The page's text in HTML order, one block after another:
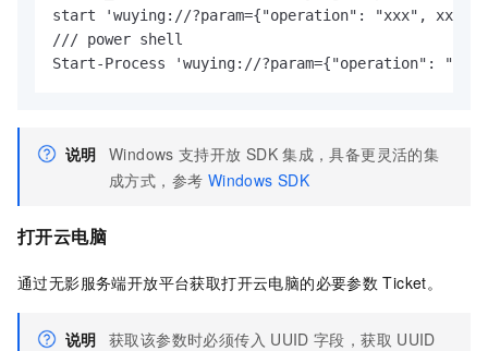
start 'wuying://?param={"operation": "xxx", xxxx}'
/// power shell
Start-Process 'wuying://?param={"operation":
说明 Windows 支持开放 SDK 集成，具备更灵活的集
成方式，参考 Windows SDK
打开云电脑
通过无影服务端开放平台获取打开云电脑的必要参数 Ticket。
说明 获取该参数时必须传入 UUID 字段，获取 UUID